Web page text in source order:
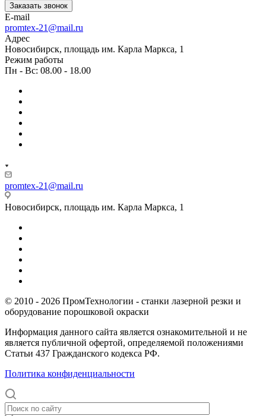
Заказать звонок
E-mail
promtex-21@mail.ru
Адрес
Новосибирск, площадь им. Карла Маркса, 1
Режим работы
Пн - Вс: 08.00 - 18.00
promtex-21@mail.ru
Новосибирск, площадь им. Карла Маркса, 1
© 2010 - 2026 ПромТехнологии - станки лазерной резки и
оборудование порошковой окраски
Информация данного сайта является ознакомительной и не
является публичной офертой, определяемой положениями
Статьи 437 Гражданского кодекса РФ.
Политика конфиденциальности